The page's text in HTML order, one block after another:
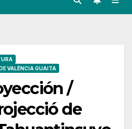
VALÈNCIA GUAITA
/
de